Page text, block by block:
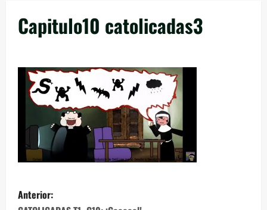
Capitulo10 catolicadas3
Anterior: